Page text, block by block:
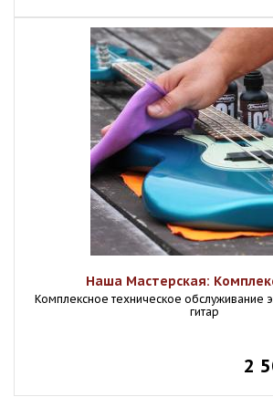
Наша Мастерская:
Комплексное техническое обслуживание
гитар
2